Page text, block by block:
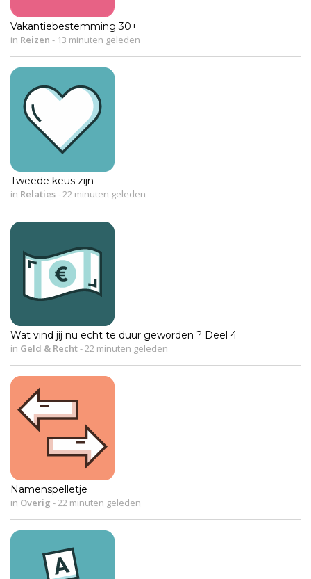
Vakantiebestemming 30+
in Reizen - 13 minuten geleden
Tweede keus zijn
in Relaties- 22 minuten geleden
Wat vind jij nu echt te duur geworden ? Deel 4
in Geld & Recht- 22 minuten geleden
Namenspelletje
in Overig - 22 minuten geleden